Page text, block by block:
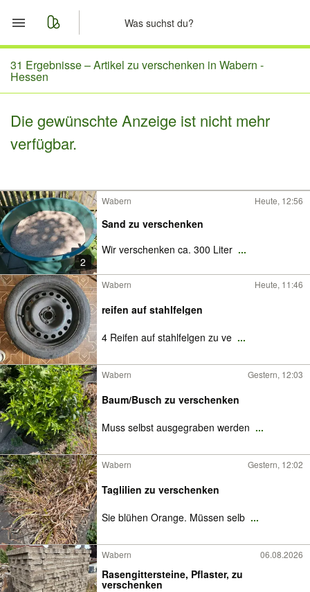
Start
Merkliste
Nachrichten
31 Ergebnisse –Artikel zu verschenken in Wabern -
Hessen
Die gewünschte Anzeige ist nicht mehr
verfügbar.
2
Wabern Heute, 12:56
Sand zu verschenken
Wir verschenken ca. 300 Liter ...
Wabern Heute, 11:46
reifen auf stahlfelgen
4 Reifen auf stahlfelgen zu ve ...
Wabern Gestern, 12:03
Baum/Busch zu verschenken
Muss selbst ausgegraben werden ...
Wabern Gestern, 12:02
Taglilien zu verschenken
Sie blühen Orange. Müssen selb ...
Wabern 06.08.2026
Rasengittersteine, Pflaster, zu
verschenken